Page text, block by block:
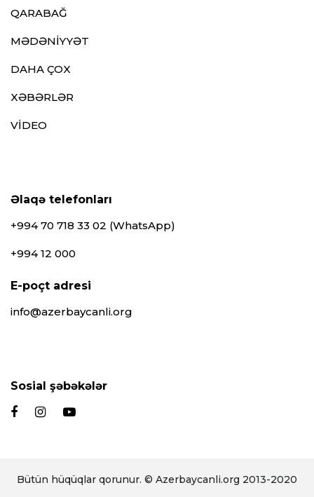
QARABAĞ
MƏDƏNİYYƏT
DAHA ÇOX
XƏBƏRLƏR
VİDEO
Əlaqə telefonları
+994 70 718 33 02 (WhatsApp)
+994 12 000
E-poçt adresi
info@azerbaycanli.org
Sosial şəbəkələr
Bütün hüqüqlar qorunur. © Azerbaycanli.org 2013-2020